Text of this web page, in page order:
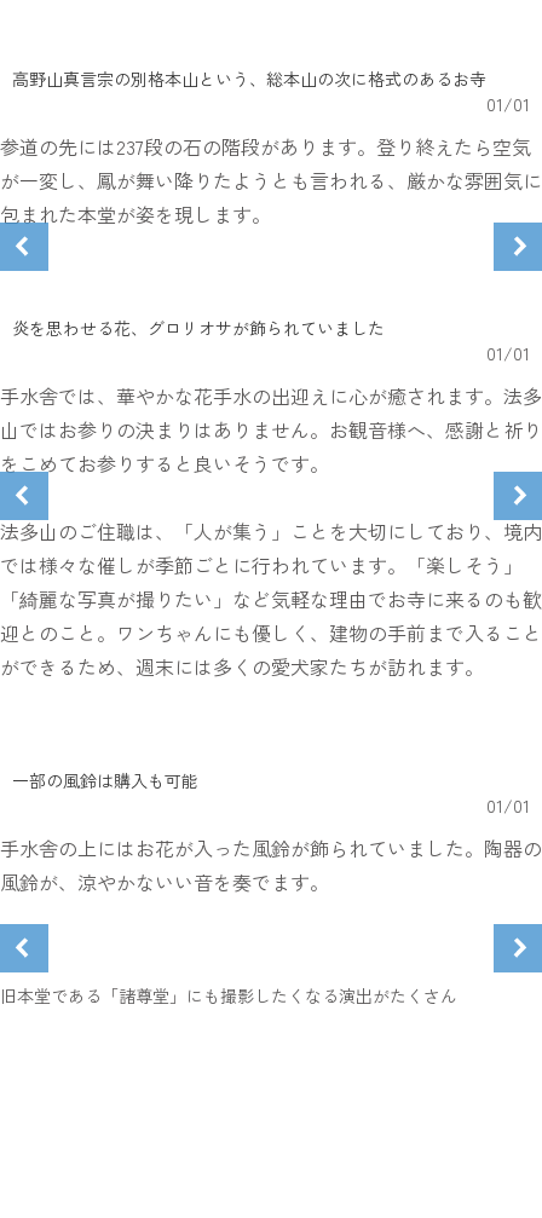
高野山真言宗の別格本山という、総本山の次に格式のあるお寺
01/01
参道の先には237段の石の階段があります。登り終えたら空気
が一変し、鳳が舞い降りたようとも言われる、厳かな雰囲気に
包まれた本堂が姿を現します。
炎を思わせる花、グロリオサが飾られていました
01/01
手水舎では、華やかな花手水の出迎えに心が癒されます。法多
山ではお参りの決まりはありません。お観音様へ、感謝と祈り
をこめてお参りすると良いそうです。
法多山のご住職は、「人が集う」ことを大切にしており、境内
では様々な催しが季節ごとに行われています。「楽しそう」
「綺麗な写真が撮りたい」など気軽な理由でお寺に来るのも歓
迎とのこと。ワンちゃんにも優しく、建物の手前まで入ること
ができるため、週末には多くの愛犬家たちが訪れます。
一部の風鈴は購入も可能
01/01
手水舎の上にはお花が入った風鈴が飾られていました。陶器の
風鈴が、涼やかないい音を奏でます。
旧本堂である「諸尊堂」にも撮影したくなる演出がたくさん